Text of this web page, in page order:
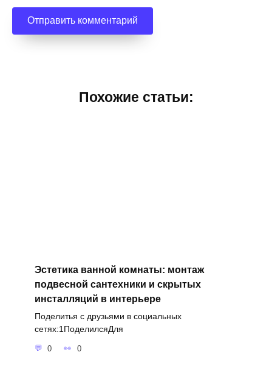
Похожие статьи:
Эстетика ванной комнаты: монтаж
подвесной сантехники и скрытых
инсталляций в интерьере
Поделитья с друзьями в социальных
сетях:1ПоделилсяДля
0 0